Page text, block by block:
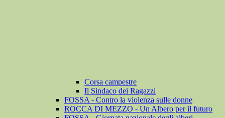
Corsa campestre
Il Sindaco dei Ragazzi
FOSSA - Contro la violenza sulle donne
ROCCA DI MEZZO - Un Albero per il futuro